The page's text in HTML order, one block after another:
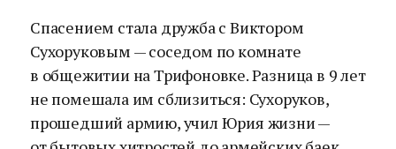
Спасением стала дружба с Виктором
Сухоруковым — соседом по комнате
в общежитии на Трифоновке. Разница в 9 лет
не помешала им сблизиться: Сухоруков,
прошедший армию, учил Юрия жизни —